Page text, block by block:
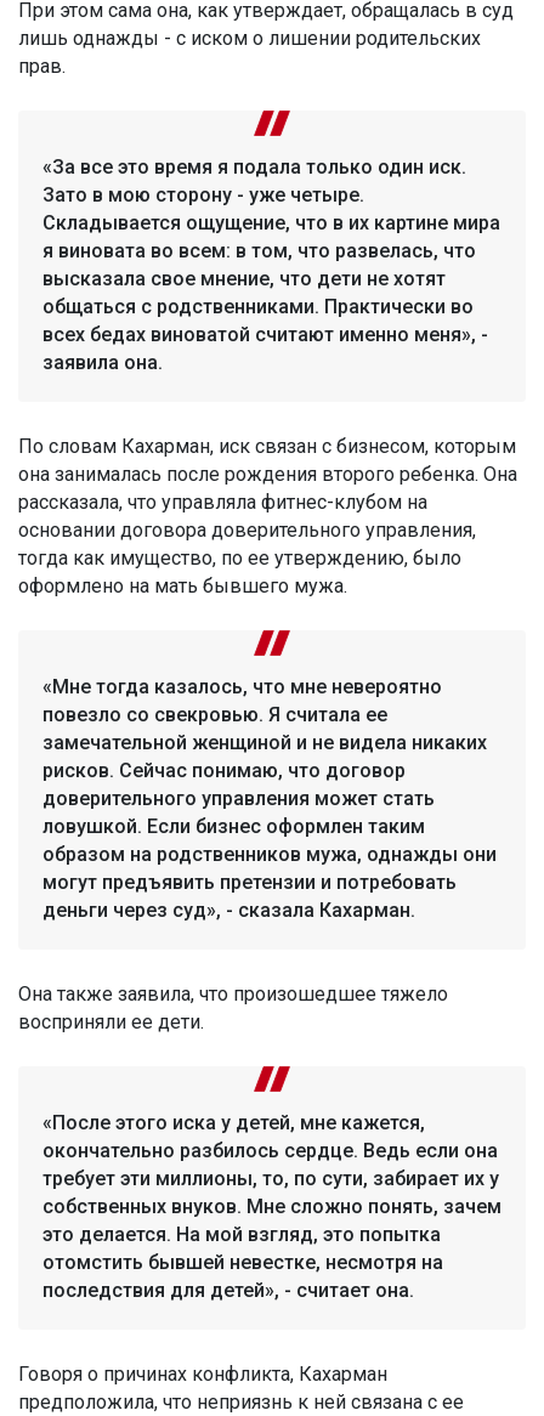
При этом сама она, как утверждает, обращалась в суд
лишь однажды - с иском о лишении родительских
прав.
«За все это время я подала только один иск.
Зато в мою сторону - уже четыре.
Складывается ощущение, что в их картине мира
я виновата во всем: в том, что развелась, что
высказала свое мнение, что дети не хотят
общаться с родственниками. Практически во
всех бедах виноватой считают именно меня», -
заявила она.
По словам Кахарман, иск связан с бизнесом, которым
она занималась после рождения второго ребенка. Она
рассказала, что управляла фитнес-клубом на
основании договора доверительного управления,
тогда как имущество, по ее утверждению, было
оформлено на мать бывшего мужа.
«Мне тогда казалось, что мне невероятно
повезло со свекровью. Я считала ее
замечательной женщиной и не видела никаких
рисков. Сейчас понимаю, что договор
доверительного управления может стать
ловушкой. Если бизнес оформлен таким
образом на родственников мужа, однажды они
могут предъявить претензии и потребовать
деньги через суд», - сказала Кахарман.
Она также заявила, что произошедшее тяжело
восприняли ее дети.
«После этого иска у детей, мне кажется,
окончательно разбилось сердце. Ведь если она
требует эти миллионы, то, по сути, забирает их у
собственных внуков. Мне сложно понять, зачем
это делается. На мой взгляд, это попытка
отомстить бывшей невестке, несмотря на
последствия для детей», - считает она.
Говоря о причинах конфликта, Кахарман
предположила, что неприязнь к ней связана с ее